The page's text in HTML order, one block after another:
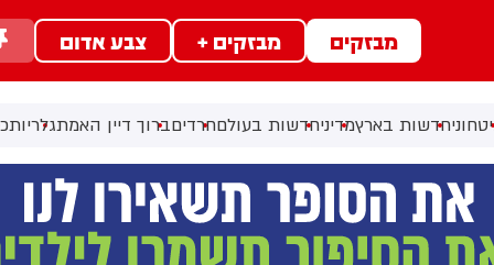
מבזקים מבזקים + צבע אדום
חדשות בארץמדיניחדשות בעולםחרדיםברוך דיין האמתגלריות